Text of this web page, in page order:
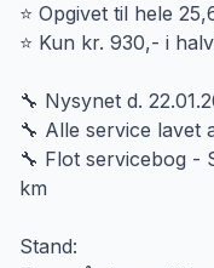
⭐️ Opgivet til hele
⭐️ Kun kr. 930,- i
🔧 Nysynet d.
🔧 Alle service lavet
🔧 Flot servicebog -
km
Stand: